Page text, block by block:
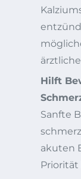
Hilft
Sanfte
akuten
Priorität